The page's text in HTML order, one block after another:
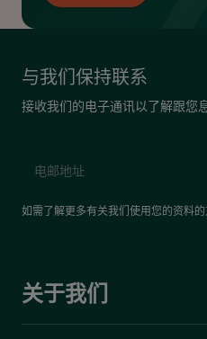
与我们保持联系
接收我们的电子通讯以了解跟您
如需了解更多有关我们使用您的资料
关于我们